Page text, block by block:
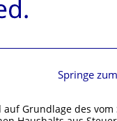
Springe
auf Grundlage des vom